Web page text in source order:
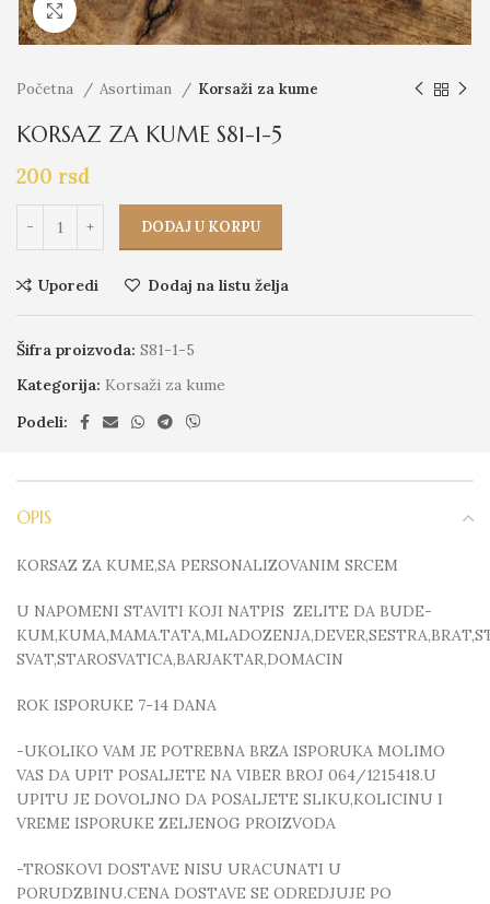
Click to enlarge
Početna Asortiman Korsaži za kume
KORSAZ ZA KUME S81-1-5
200 rsd
DODAJ U KORPU
Uporedi Dodaj na listu želja
Šifra proizvoda: S81-1-5
Kategorija: Korsaži za kume
Podeli:
OPIS
KORSAZ ZA KUME,SA PERSONALIZOVANIM SRCEM
U NAPOMENI STAVITI KOJI NATPIS ZELITE DA BUDE-
SVAT,STAROSVATICA,BARJAKTAR,DOMACIN
ROK ISPORUKE 7-14 DANA
-UKOLIKO VAM JE POTREBNA BRZA ISPORUKA MOLIMO
VAS DA UPIT POSALJETE NA VIBER BROJ 064/1215418.U
UPITU JE DOVOLJNO DA POSALJETE SLIKU,KOLICINU I
VREME ISPORUKE ZELJENOG PROIZVODA
-TROSKOVI DOSTAVE NISU URACUNATI U
PORUDZBINU.CENA DOSTAVE SE ODREDJUJE PO